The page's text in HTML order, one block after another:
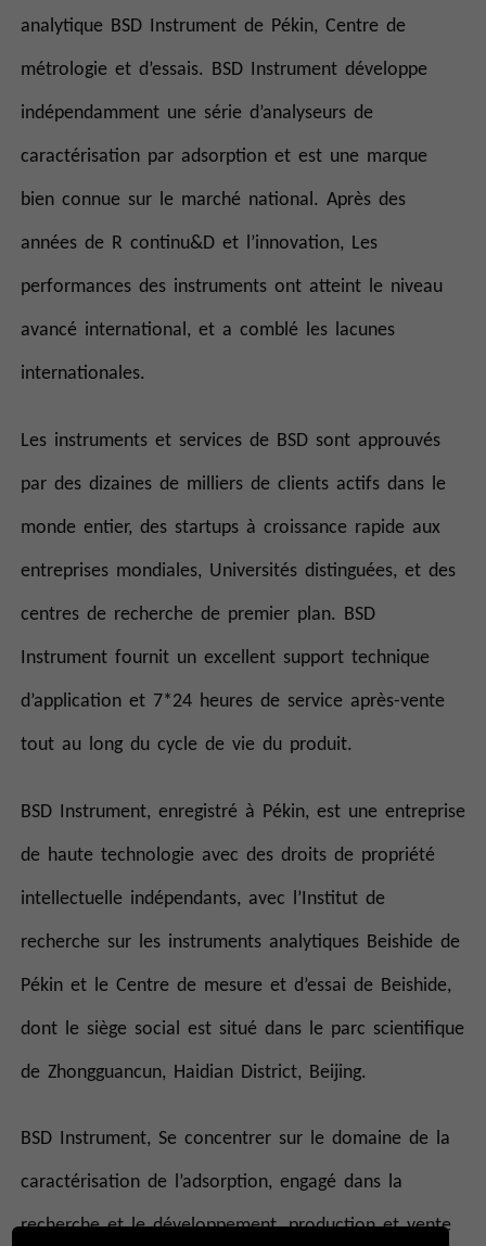
analytique BSD Instrument de Pékin, Centre de
métrologie et d’essais. BSD Instrument développe
indépendamment une série d’analyseurs de
caractérisation par adsorption et est une marque
bien connue sur le marché national. Après des
années de R continu&D et l’innovation, Les
performances des instruments ont atteint le niveau
avancé international, et a comblé les lacunes
internationales.
Les instruments et services de BSD sont approuvés
par des dizaines de milliers de clients actifs dans le
monde entier, des startups à croissance rapide aux
entreprises mondiales, Universités distinguées, et des
centres de recherche de premier plan. BSD
Instrument fournit un excellent support technique
d’application et 7*24 heures de service après-vente
tout au long du cycle de vie du produit.
BSD Instrument, enregistré à Pékin, est une entreprise
de haute technologie avec des droits de propriété
intellectuelle indépendants, avec l’Institut de
recherche sur les instruments analytiques Beishide de
Pékin et le Centre de mesure et d’essai de Beishide,
dont le siège social est situé dans le parc scientifique
de Zhongguancun, Haidian District, Beijing.
BSD Instrument, Se concentrer sur le domaine de la
caractérisation de l’adsorption, engagé dans la
recherche et le développement, production et vente